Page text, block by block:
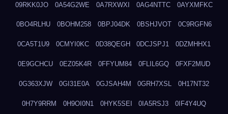
09RKK0JO 0A54G2WE 0A7RXWXI 0AG4NTTC 0AYXMFKC
0BO4RLHU 0BOHM258 0BPJ04DK 0BSHJVOT 0C9RGFN6
0CA5T1U9 0CMYI0KC 0D38QEGH 0DCJSPJ1 0DZMHHX1
0E9GCHCU 0EZ05K4R 0FFYUM84 0FLIL6GQ 0FXF2MUD
0G363XJW 0GI31E0A 0GJSAH4M 0GRH7XSL 0H17NT32
0H7Y9RRM 0H9OI0N1 0HYK5SEI 0IA5RSJ3 0IF4Y4UQ